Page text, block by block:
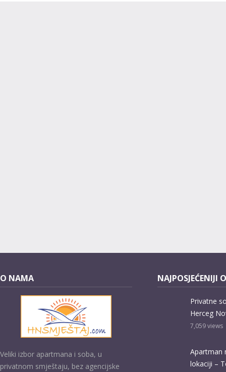
O NAMA
Veliki izbor apartmana i soba, u
privatnom smještaju, bez agencijske
NAJPOSJEĆENIJI
Privatne
Herceg
7,059views
Apartman
lokaciji –